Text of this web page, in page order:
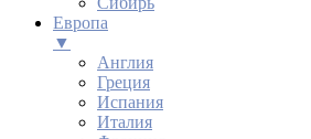
Европа
▼
Англия
Греция
Испания
Италия